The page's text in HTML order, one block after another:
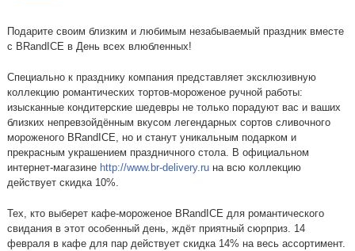
Подарите своим близким и любимым незабываемый праздник вместе
с BRandICE в День всех влюбленных!
Специально к празднику компания представляет эксклюзивную
коллекцию романтических тортов-мороженое ручной работы:
изысканные кондитерские шедевры не только порадуют вас и ваших
близких непревзойдённым вкусом легендарных сортов сливочного
мороженого BRandICE, но и станут уникальным подарком и
прекрасным украшением праздничного стола. В официальном
интернет-магазине http://www.br-delivery.ruна всю коллекцию
действует скидка 10%.
Тех, кто выберет кафе-мороженое BRandICE для романтического
свидания в этот особенный день, ждёт приятный сюрприз. 14
февраля в кафе для пар действует скидка 14% на весь ассортимент.